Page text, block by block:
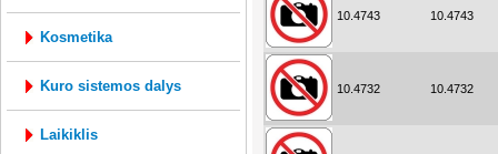
kosmetika
kuro sistemos dalys
laikiklis
10.4743 10.4743
10.4732 10.4732